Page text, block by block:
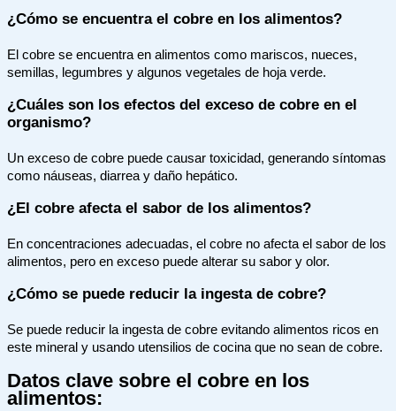
¿Cómo se encuentra el cobre en los alimentos?
El cobre se encuentra en alimentos como mariscos, nueces,
semillas, legumbres y algunos vegetales de hoja verde.
¿Cuáles son los efectos del exceso de cobre en el
organismo?
Un exceso de cobre puede causar toxicidad, generando síntomas
como náuseas, diarrea y daño hepático.
¿El cobre afecta el sabor de los alimentos?
En concentraciones adecuadas, el cobre no afecta el sabor de los
alimentos, pero en exceso puede alterar su sabor y olor.
¿Cómo se puede reducir la ingesta de cobre?
Se puede reducir la ingesta de cobre evitando alimentos ricos en
este mineral y usando utensilios de cocina que no sean de cobre.
Datos clave sobre el cobre en los
alimentos: